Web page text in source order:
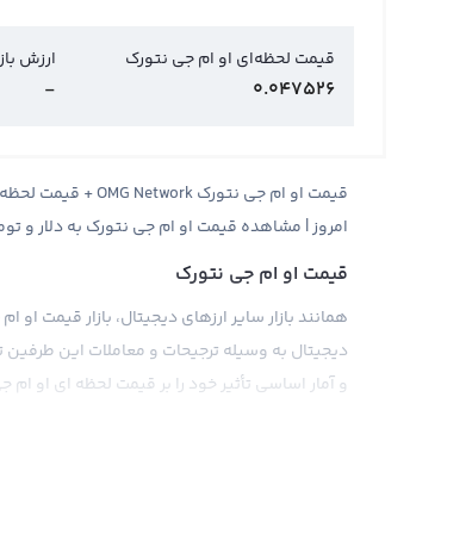
قیمت لحظه‌ای او ام جی نتورک
0.047526
ارزش
-
امروز | مشاهده قیمت او ام جی نتورک به دلار و
قیمت او ام جی نتورک
همانند بازار سایر ارزهای دیجیتال، بازار
دیجیتال به وسیله ترجیحات و معاملات این
و آمار اساسی تأثیر خود را بر قیمت لحظه ای او
داده شود. در بازار جهانی، قیمت او ام جی نتورک